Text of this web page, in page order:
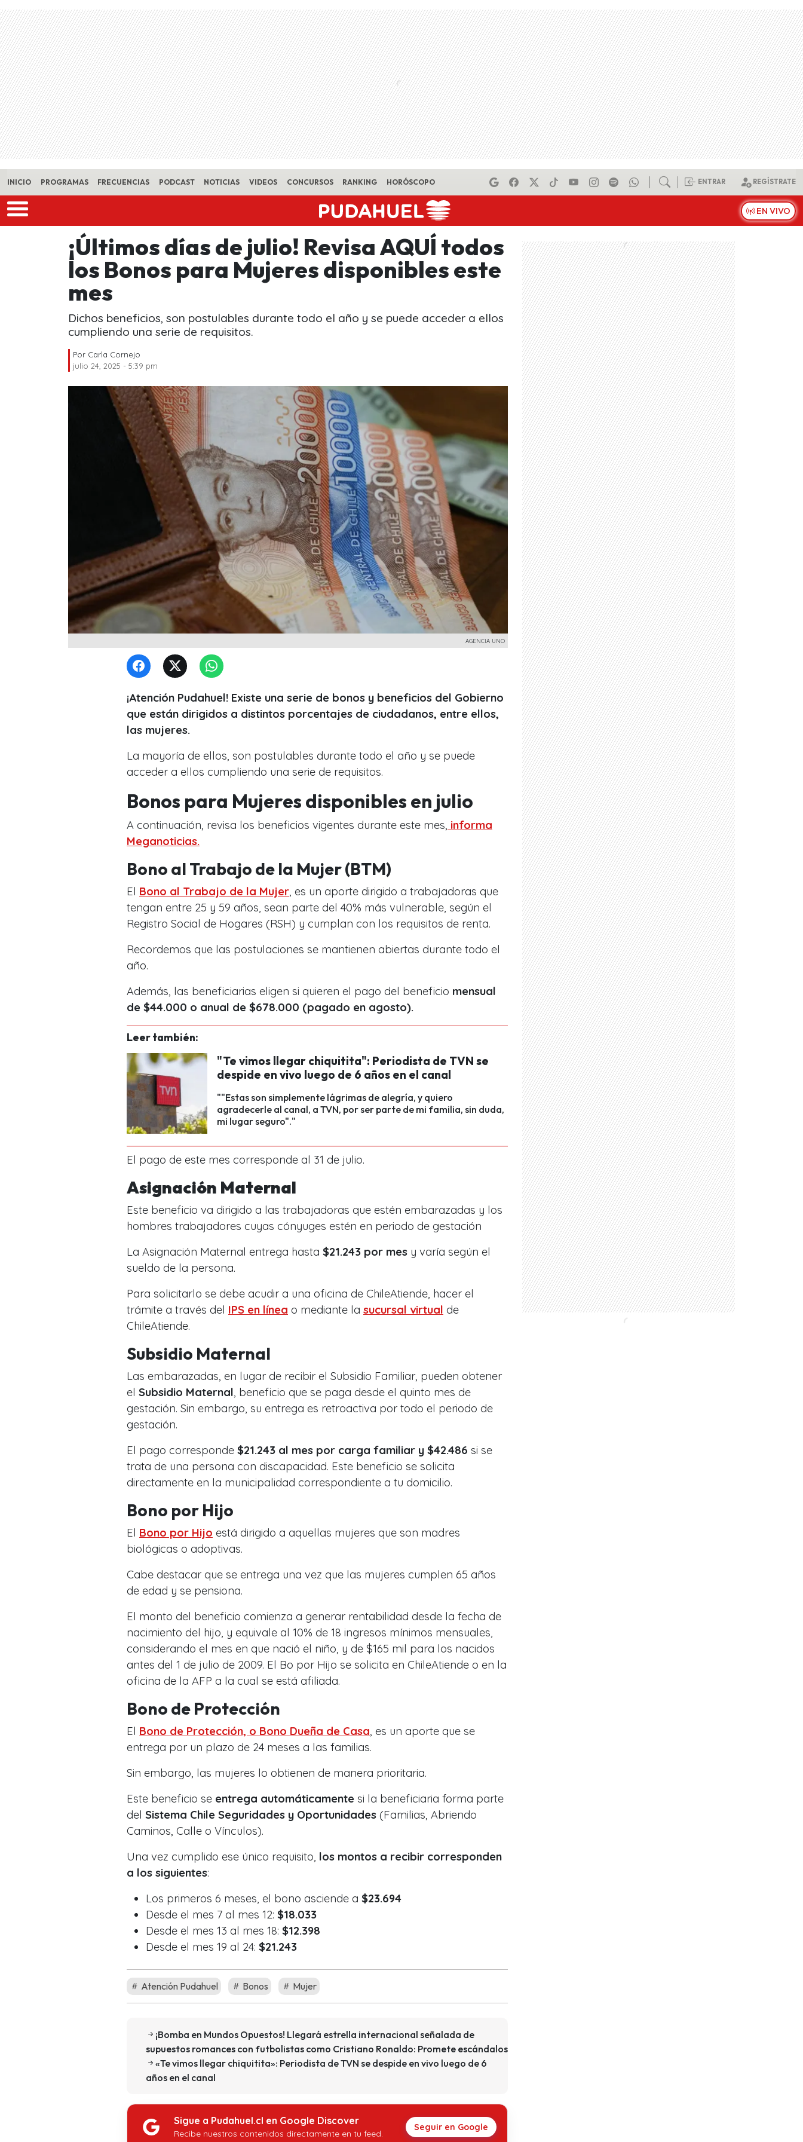
Skip to main content
INICIO PROGRAMAS FRECUENCIAS PODCAST NOTICIAS VIDEOS CONCURSOS RANKING HORÓSCOPO ENTRAR REGÍSTRATE
EN VIVO
¡Últimos días de julio! Revisa AQUÍ todos
los Bonos para Mujeres disponibles este
mes
Dichos beneficios, son postulables durante todo el año y se puede acceder a ellos
cumpliendo una serie de requisitos.
Por Carla Cornejo
julio 24, 2025 - 5:39 pm
AGENCIA UNO
¡Atención Pudahuel! Existe una serie de bonos y beneficios del Gobierno
que están dirigidos a distintos porcentajes de ciudadanos, entre ellos,
las mujeres.
La mayoría de ellos, son postulables durante todo el año y se puede
acceder a ellos cumpliendo una serie de requisitos.
Bonos para Mujeres disponibles en julio
A continuación, revisa los beneficios vigentes durante este mes, informa
Meganoticias.
Bono al Trabajo de la Mujer (BTM)
El Bono al Trabajo de la Mujer , es un aporte dirigido a trabajadoras que
tengan entre 25 y 59 años, sean parte del 40% más vulnerable, según el
Registro Social de Hogares (RSH) y cumplan con los requisitos de renta.
Recordemos que las postulaciones se mantienen abiertas durante todo el
año.
Además, las beneficiarias eligen si quieren el pago del beneficio mensual
de $44.000 o anual de $678.000 (pagado en agosto).
Leer también:
"Te vimos llegar chiquitita": Periodista de TVN se
despide en vivo luego de 6 años en el canal
""Estas son simplemente lágrimas de alegría, y quiero
agradecerle al canal, a TVN, por ser parte de mi familia, sin duda,
mi lugar seguro"."
El pago de este mes corresponde al 31 de julio.
Asignación Maternal
Este beneficio va dirigido a las trabajadoras que estén embarazadas y los
hombres trabajadores cuyas cónyuges estén en periodo de gestación
La Asignación Maternal entrega hasta $21.243 por mes y varía según el
sueldo de la persona.
Para solicitarlo se debe acudir a una oficina de ChileAtiende, hacer el
trámite a través del IPS en línea o mediante la sucursal virtual de
ChileAtiende.
Subsidio Maternal
Las embarazadas, en lugar de recibir el Subsidio Familiar, pueden obtener
el Subsidio Maternal , beneficio que se paga desde el quinto mes de
gestación. Sin embargo, su entrega es retroactiva por todo el periodo de
gestación.
El pago corresponde $21.243 al mes por carga familiar y $42.486 si se
trata de una persona con discapacidad. Este beneficio se solicita
directamente en la municipalidad correspondiente a tu domicilio.
Bono por Hijo
El Bono por Hijo está dirigido a aquellas mujeres que son madres
biológicas o adoptivas.
Cabe destacar que se entrega una vez que las mujeres cumplen 65 años
de edad y se pensiona.
El monto del beneficio comienza a generar rentabilidad desde la fecha de
nacimiento del hijo, y equivale al 10% de 18 ingresos mínimos mensuales,
considerando el mes en que nació el niño, y de $165 mil para los nacidos
antes del 1 de julio de 2009. El Bo por Hijo se solicita en ChileAtiende o en la
oficina de la AFP a la cual se está afiliada.
Bono de Protección
El Bono de Protección, o Bono Dueña de Casa , es un aporte que se
entrega por un plazo de 24 meses a las familias.
Sin embargo, las mujeres lo obtienen de manera prioritaria.
Este beneficio se entrega automáticamente si la beneficiaria forma parte
del Sistema Chile Seguridades y Oportunidades (Familias, Abriendo
Caminos, Calle o Vínculos).
Una vez cumplido ese único requisito, los montos a recibir corresponden
a los siguientes:
Los primeros 6 meses, el bono asciende a $23.694
Desde el mes 7 al mes 12: $18.033
Desde el mes 13 al mes 18: $12.398
Desde el mes 19 al 24: $21.243
Atención Pudahuel Bonos Mujer
¡Bomba en Mundos Opuestos! Llegará estrella internacional señalada de
supuestos romances con futbolistas como Cristiano Ronaldo: Promete escándalos
«Te vimos llegar chiquitita»: Periodista de TVN se despide en vivo luego de 6
años en el canal
Sigue a Pudahuel.cl en Google Discover
Recibe nuestros contenidos directamente en tu feed.
Seguir en Google